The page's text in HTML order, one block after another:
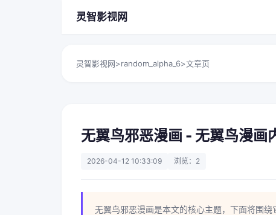
灵智影视网
灵智影视网>random_alpha_6>文章页
无翼鸟邪恶漫画 - 无翼鸟漫画
2026-04-12 10:33:09 浏览：2
无翼鸟邪恶漫画是本文的核心主题，下面将围